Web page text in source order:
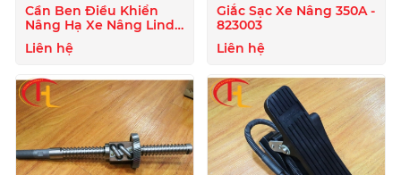
Cần Ben Điều Khiển
Nâng Hạ Xe Nâng Linde
- 807722
Liên hệ
Giắc Sạc Xe Nâng 350A -
823003
Liên hệ